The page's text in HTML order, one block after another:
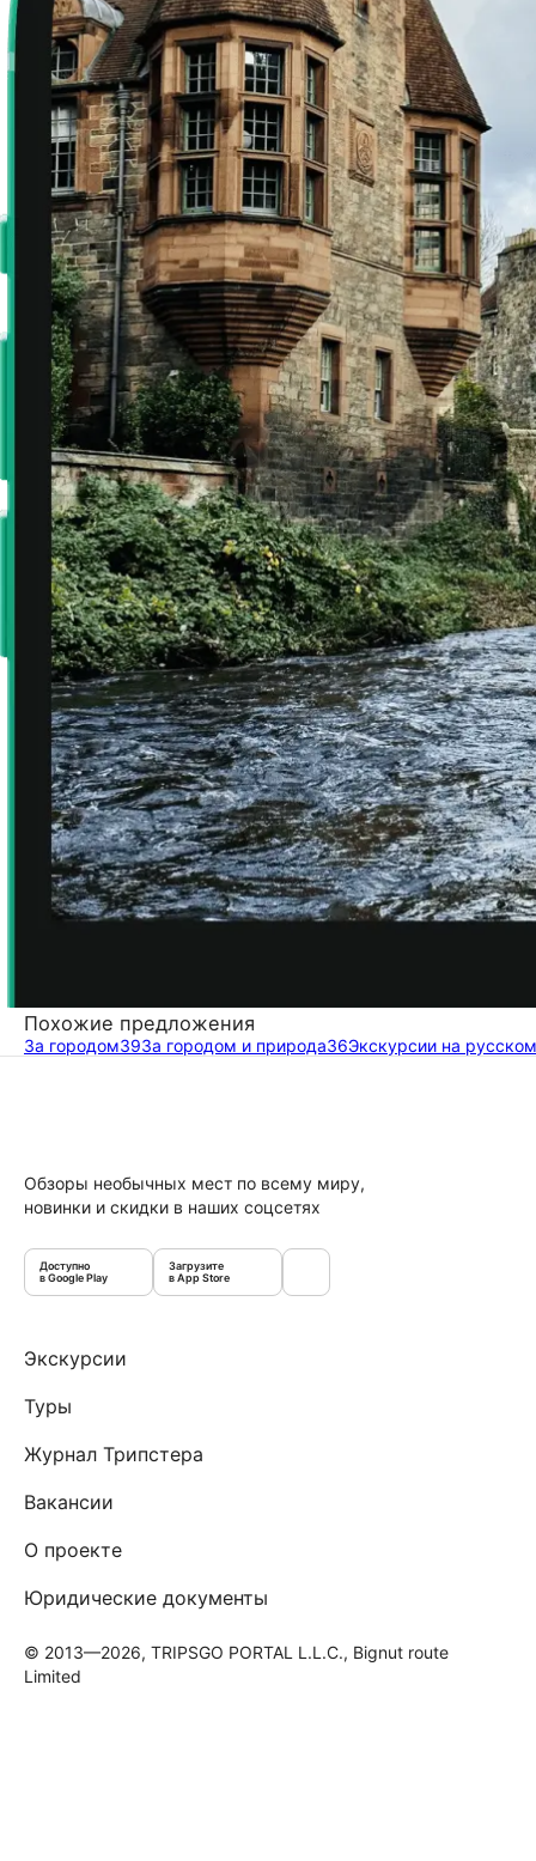
Похожие предложения
За городом39За городом и природа36Экскурсии на
Обзоры необычных мест по всему миру,
новинки и скидки в наших соцсетях
Доступно
в Google Play
Загрузите
в App Store
Экскурсии
Туры
Журнал Трипстера
Вакансии
О проекте
Юридические документы
© 2013—2026, TRIPSGO PORTAL L.L.C., Bignut route
Limited